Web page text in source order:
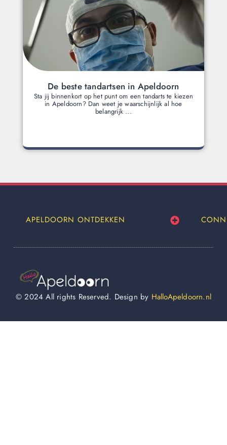
De beste tandartsen in Apeldoorn
Sta jij binnenkort op het punt om een tandarts te kiezen
in Apeldoorn? Dan weet je waarschijnlijk al hoe
belangrijk ...
APELDOORN ONTDEKKEN
© 2024 All rights Reserved. Design by HalloApeldoorn.nl